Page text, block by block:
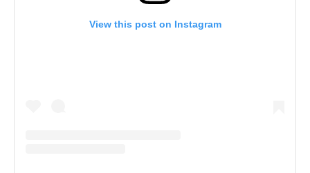
View this post on Instagram